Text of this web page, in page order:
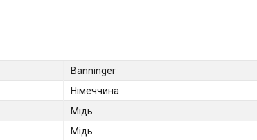
Banninger
Німеччина
Мідь
Мідь